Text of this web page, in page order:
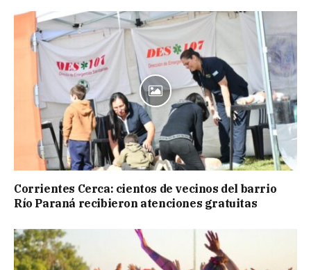
Corrientes Cerca: cientos de vecinos del barrio
Río Paraná recibieron atenciones gratuitas